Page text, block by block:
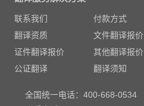
联系我们 付款方式
翻译资质
文件翻译报价
证件翻译报价
其他翻译报价
公证翻译
翻译须知
全国统一电话：400-668-0534